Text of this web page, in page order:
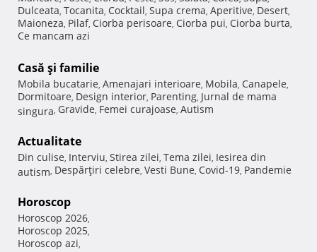
Dulceata, Tocanita, Cocktail, Supa crema, Aperitive, Desert,
Maioneza, Pilaf, Ciorba perisoare, Ciorba pui, Ciorba burta,
Ce mancam azi
Casă şi familie
Mobila bucatarie, Amenajari interioare, Mobila, Canapele,
Dormitoare, Design interior, Parenting, Jurnal de mama
singura, Gravide, Femei curajoase, Autism
Actualitate
Din culise, Interviu, Stirea zilei, Tema zilei, Iesirea din
autism, Despărţiri celebre, Vesti Bune, Covid-19, Pandemie
Horoscop
Horoscop 2026,
Horoscop 2025,
Horoscop azi,